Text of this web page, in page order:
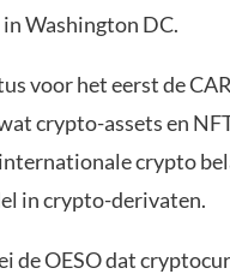
Washington DC.
voor het eerst de
crypto-assets en
crypto
in crypto-derivaten.
de OESO dat